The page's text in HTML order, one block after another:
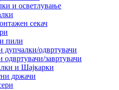
и осветлување
секач
пили
дупчалки/одвртувачи
одвртувачи/завртувачи
и Шајкарки
држачи